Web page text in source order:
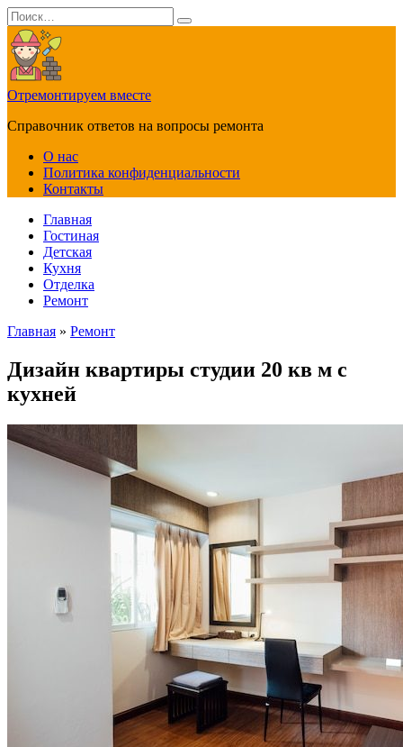
Перейти
к
содержанию
Search
for:
Отремонтируем вместе
Справочник ответов на вопросы ремонта
О нас
Политика конфиденциальности
Контакты
Главная
Гостиная
Детская
Кухня
Отделка
Ремонт
Главная » Ремонт
Дизайн квартиры студии 20 кв м с
кухней